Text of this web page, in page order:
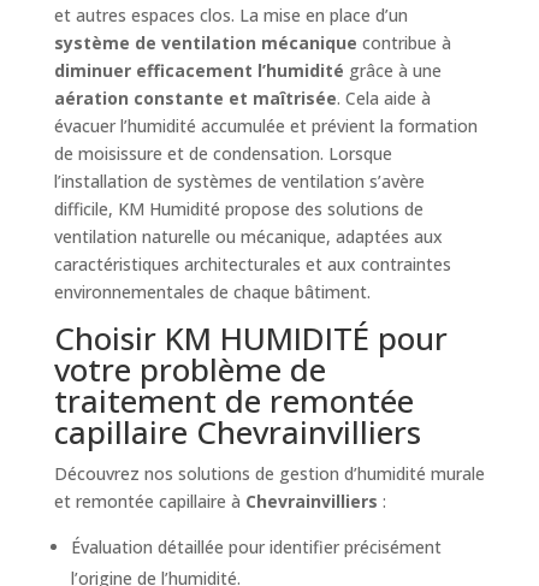
et autres espaces clos. La mise en place d’un
système de ventilation mécanique contribue à
diminuer efficacement l’humidité grâce à une
aération constante et maîtrisée. Cela aide à
évacuer l’humidité accumulée et prévient la formation
de moisissure et de condensation. Lorsque
l’installation de systèmes de ventilation s’avère
difficile, KM Humidité propose des solutions de
ventilation naturelle ou mécanique, adaptées aux
caractéristiques architecturales et aux contraintes
environnementales de chaque bâtiment.
Choisir KM HUMIDITÉ pour
votre problème de
traitement de remontée
capillaire Chevrainvilliers
Découvrez nos solutions de gestion d’humidité murale
et remontée capillaire à Chevrainvilliers :
Évaluation détaillée pour identifier précisément
l’origine de l’humidité.